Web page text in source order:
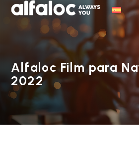
Alfaloc Film para
2022